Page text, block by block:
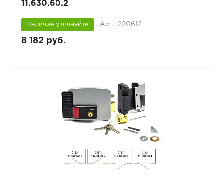
11.630.60.2
Наличие уточняйте Арт.: 220612
8 182 руб.